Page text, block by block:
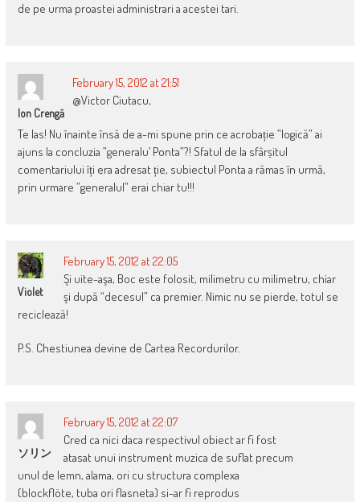
de pe urma proastei administrari a acestei tari.
Ion Crengă
February 15, 2012 at 21:51
@Victor Ciutacu,
Te las! Nu înainte însă de a-mi spune prin ce acrobație ”logică” ai
ajuns la concluzia ”generalu’ Ponta”?! Sfatul de la sfârșitul
comentariului îți era adresat ție, subiectul Ponta a rămas în urmă,
prin urmare ”generalul” erai chiar tu!!!
Violet
February 15, 2012 at 22:05
Şi uite-aşa, Boc este folosit, milimetru cu milimetru, chiar
şi după “decesul” ca premier. Nimic nu se pierde, totul se
reciclează!
P.S. Chestiunea devine de Cartea Recordurilor.
ソリン
February 15, 2012 at 22:07
Cred ca nici daca respectivul obiect ar fi fost
atasat unui instrument muzica de suflat precum
unul de lemn, alama, ori cu structura complexa
(blockflöte, tuba ori flasneta) si-ar fi reprodus